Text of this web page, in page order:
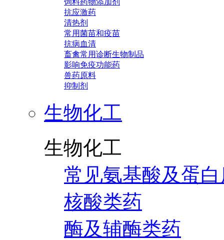
饲料药物添加剂
抗应激药
清热剂
常用菌苗和疫苗
抗病血清
畜禽常用诊断生物制品
影响免疫功能药
兽药原料
抑制剂
生物化工
生物化工
常见氨基酸及蛋
核酸类药
酶及辅酶类药